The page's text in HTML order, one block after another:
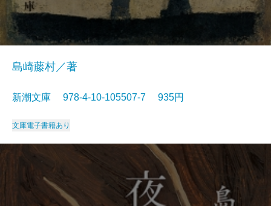
島崎藤村／著
新潮文庫 978-4-10-105507-7 935円
文庫電子書籍あり